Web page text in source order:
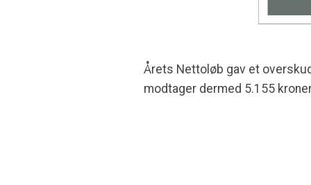
Årets Nettoløb gav et
modtager dermed 5.155